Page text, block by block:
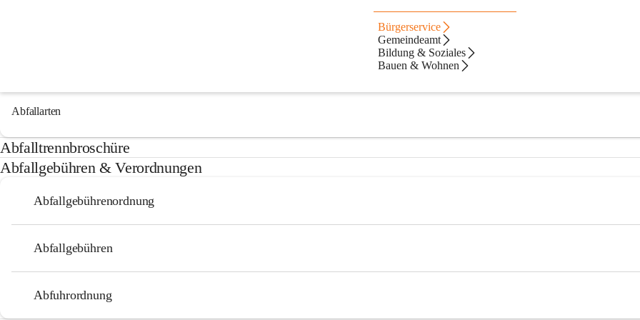
Bürgerservice
Gemeindeamt
Bildung & Soziales
Bauen & Wohnen
Abfallarten
Abfalltrennbroschüre
Abfallgebühren & Verordnungen
Abfallgebührenordnung
Abfallgebühren
Abfuhrordnung